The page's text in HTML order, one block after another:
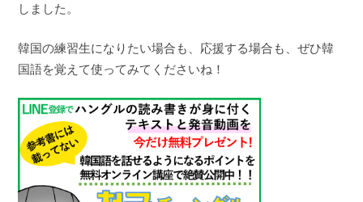
しました。
韓国の練習生になりたい場合も、応援する場合も、ぜひ韓
国語を覚えて使ってみてくださいね！